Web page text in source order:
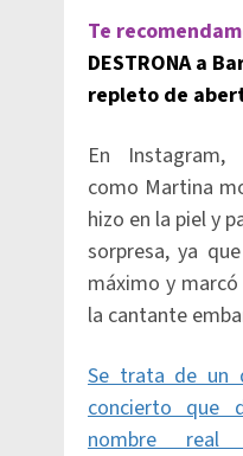
Te
DESTRONA a
repleto de
En Instagram,
como Martina
hizo en la piel y
sorpresa, ya
máximo y
la cantante
Se trata de un
concierto que
nombre